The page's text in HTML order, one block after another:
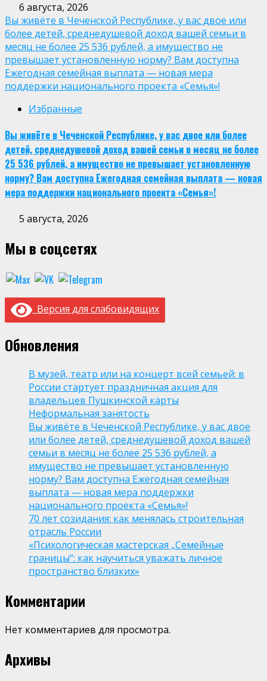
6 августа, 2026
Вы живёте в Чеченской Республике, у вас двое или
более детей, среднедушевой доход вашей семьи в
месяц не более 25 536 рублей, а имущество не
превышает установленную норму? Вам доступна
Ежегодная семейная выплата — новая мера
поддержки национального проекта «Семья»!
Избранные
Вы живёте в Чеченской Республике, у вас двое или более
детей, среднедушевой доход вашей семьи в месяц не более
25 536 рублей, а имущество не превышает установленную
норму? Вам доступна Ежегодная семейная выплата — новая
мера поддержки национального проекта «Семья»!
5 августа, 2026
Мы в соцсетях
Версия для слабовидящих
Обновления
В музей, театр или на концерт всей семьей: в
России стартует праздничная акция для
владельцев Пушкинской карты
Неформальная занятость
Вы живёте в Чеченской Республике, у вас двое
или более детей, среднедушевой доход вашей
семьи в месяц не более 25 536 рублей, а
имущество не превышает установленную
норму? Вам доступна Ежегодная семейная
выплата — новая мера поддержки
национального проекта «Семья»!
70 лет созидания: как менялась строительная
отрасль России
«Психологическая мастерская „Семейные
границы“: как научиться уважать личное
пространство близких»
Комментарии
Нет комментариев для просмотра.
Архивы